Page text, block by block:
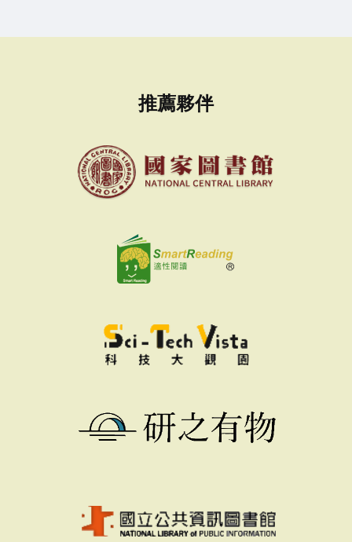
推薦夥伴